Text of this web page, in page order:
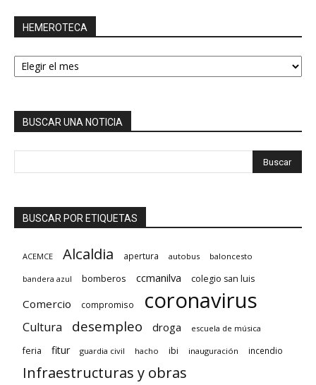
HEMEROTECA
HEMEROTECA
BUSCAR UNA NOTICIA
BUSCAR POR ETIQUETAS
ACEMCE Alcaldia apertura autobus baloncesto
bandera azul bomberos ccmanilva colegio san luis
Comercio compromiso coronavirus
Cultura desempleo droga escuela de música
feria fitur guardia civil hacho ibi inauguración incendio
Infraestructuras y obras